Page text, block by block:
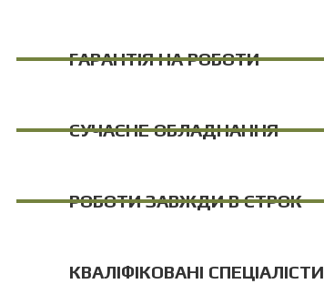
ГАРАНТІЯ НА РОБОТИ
СУЧАСНЕ ОБЛАДНАННЯ
РОБОТИ ЗАВЖДИ В СТРОК
КВАЛІФІКОВАНІ СПЕЦІАЛІСТИ